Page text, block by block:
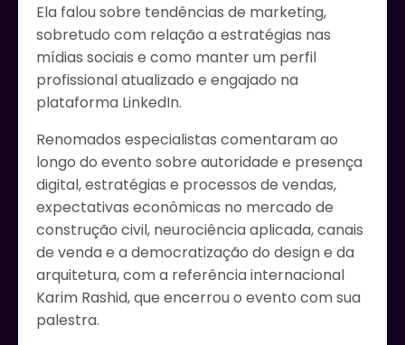
Ela falou sobre tendências de marketing,
sobretudo com relação a estratégias nas
mídias sociais e como manter um perfil
profissional atualizado e engajado na
plataforma LinkedIn.
Renomados especialistas comentaram ao
longo do evento sobre autoridade e presença
digital, estratégias e processos de vendas,
expectativas econômicas no mercado de
construção civil, neurociência aplicada, canais
de venda e a democratização do design e da
arquitetura, com a referência internacional
Karim Rashid, que encerrou o evento com sua
palestra.